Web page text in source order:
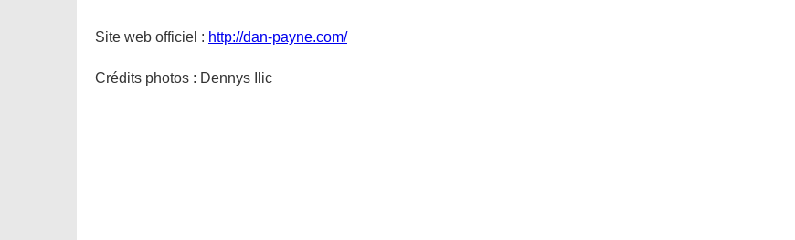
Site web officiel : http://dan-payne.com/
Crédits photos : Dennys Ilic